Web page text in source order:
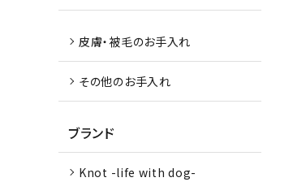
皮膚・被毛のお手入れ
その他のお手入れ
ブランド
Knot -life with dog-